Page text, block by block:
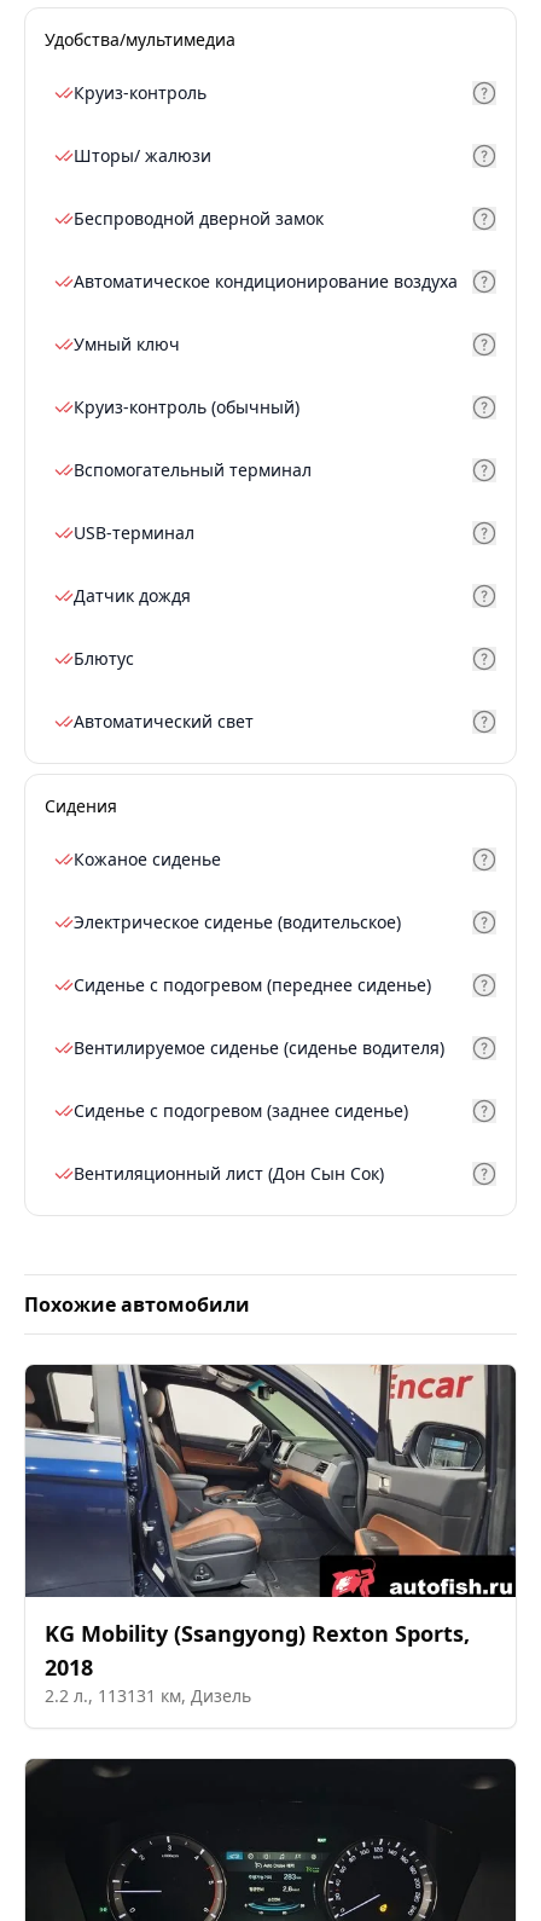
Удобства/мультимедиа
Круиз-контроль
Шторы/ жалюзи
Беспроводной дверной замок
Автоматическое кондиционирование воздуха
Умный ключ
Круиз-контроль (обычный)
Вспомогательный терминал
USB-терминал
Датчик дождя
Блютус
Автоматический свет
Сидения
Кожаное сиденье
Электрическое сиденье (водительское)
Сиденье с подогревом (переднее сиденье)
Вентилируемое сиденье (сиденье водителя)
Сиденье с подогревом (заднее сиденье)
Вентиляционный лист (Дон Сын Сок)
Похожие автомобили
KG Mobility (Ssangyong) Rexton Sports,
2018
2.2 л., 113131 км, Дизель